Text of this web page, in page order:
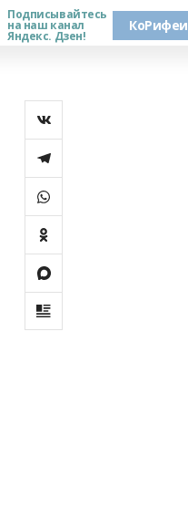
Подписывайтесь
на наш канал
Яндекс. Дзен!
КоРифеи